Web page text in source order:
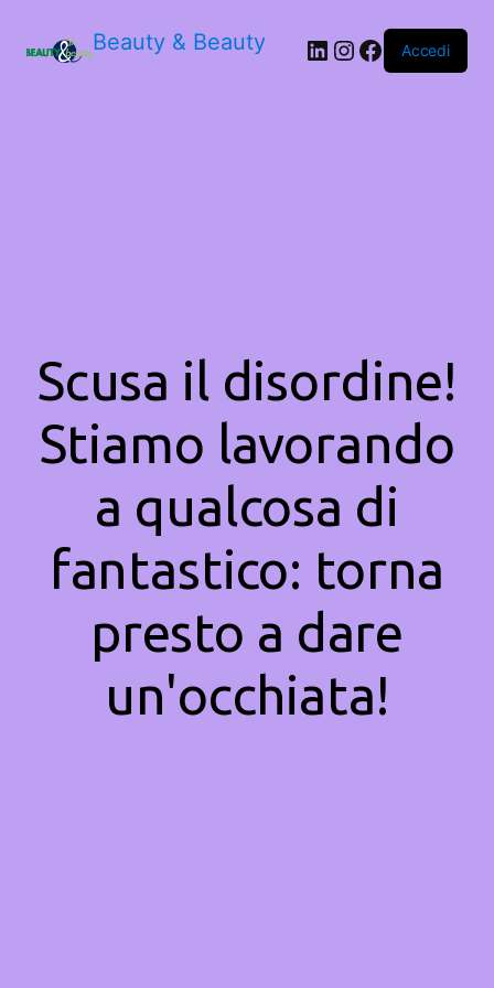
Beauty & Beauty LinkedIn
Instagram
Facebook
Accedi
Scusa il disordine!
Stiamo lavorando
a qualcosa di
fantastico: torna
presto a dare
un'occhiata!